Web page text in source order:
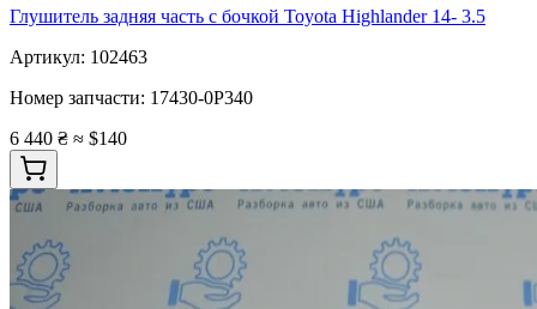
Глушитель задняя часть с бочкой Toyota Highlander 14- 3.5
Артикул: 102463
Номер запчасти: 17430-0P340
6 440 ₴ ≈ $140